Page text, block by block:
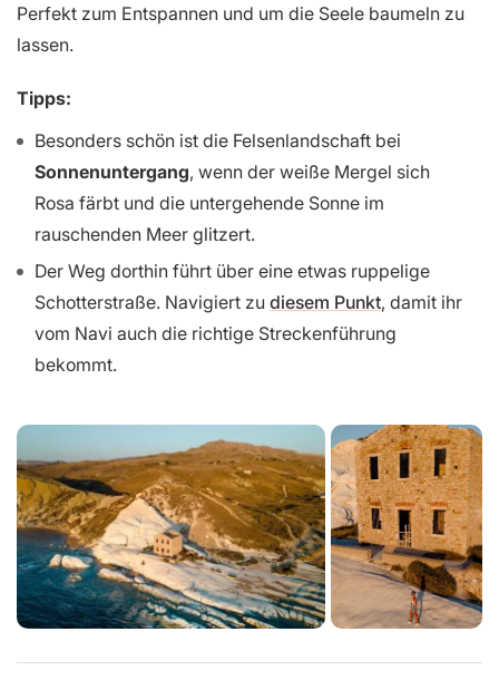
Perfekt zum Entspannen und um die Seele baumeln zu
lassen.
Tipps:
Besonders schön ist die Felsenlandschaft bei
Sonnenuntergang, wenn der weiße Mergel sich
Rosa färbt und die untergehende Sonne im
rauschenden Meer glitzert.
Der Weg dorthin führt über eine etwas ruppelige
Schotterstraße. Navigiert zu diesem Punkt, damit ihr
vom Navi auch die richtige Streckenführung
bekommt.